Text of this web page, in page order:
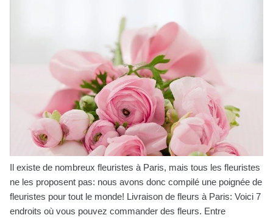
Il existe de nombreux fleuristes à Paris, mais tous les fleuristes
ne les proposent pas: nous avons donc compilé une poignée de
fleuristes pour tout le monde! Livraison de fleurs à Paris: Voici 7
endroits où vous pouvez commander des fleurs. Entre